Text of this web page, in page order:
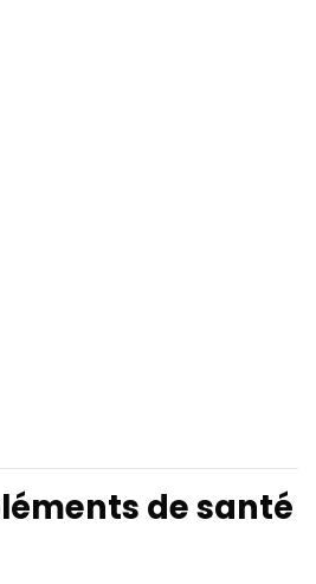
de santé